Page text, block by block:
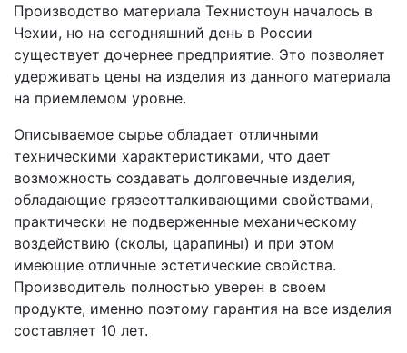
Производство материала Технистоун началось в
Чехии, но на сегодняшний день в России
существует дочернее предприятие. Это позволяет
удерживать цены на изделия из данного материала
на приемлемом уровне.
Описываемое сырье обладает отличными
техническими характеристиками, что дает
возможность создавать долговечные изделия,
обладающие грязеотталкивающими свойствами,
практически не подверженные механическому
воздействию (сколы, царапины) и при этом
имеющие отличные эстетические свойства.
Производитель полностью уверен в своем
продукте, именно поэтому гарантия на все изделия
составляет 10 лет.